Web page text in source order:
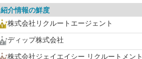
紹介情報の鮮度
株式会社リクルートエージェント
ディップ株式会社
株式会社ジェイエイシー リクルートメント